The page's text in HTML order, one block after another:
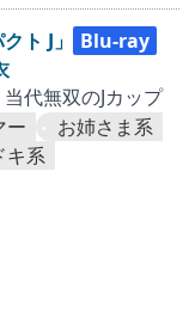
ト J」
Blu-ray
代無双のJカップ
ー
お姉さま系
キ系